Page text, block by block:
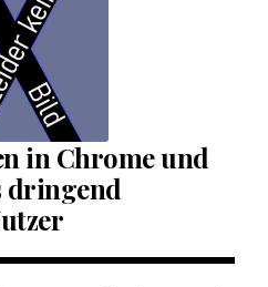
in Chrome und
dringend